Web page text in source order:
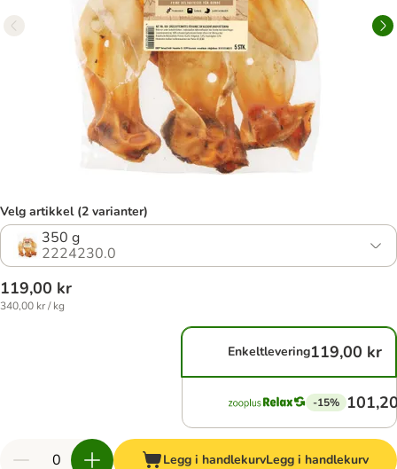
Velg artikkel (2 varianter)
350 g
2224230.0
119,00 kr
340,00 kr / kg
Enkeltlevering119,00 kr
-15%
Legg i handlekurvLegg i handlekurv